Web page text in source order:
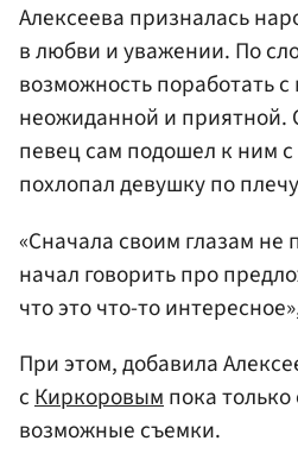
Алексеева призналась
в любви и уважении. По
возможность поработать
неожиданной и приятной.
певец сам подошел к ним
похлопал девушку по
«Сначала своим глазам не
начал говорить про
что это что-то
При этом, добавила
сКиркоровымпока
возможные съемки.